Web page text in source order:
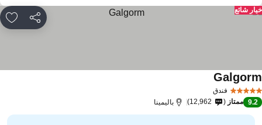
مشاركة
شائع
فندق
9.2 ممتاز 12,962 باليمينا